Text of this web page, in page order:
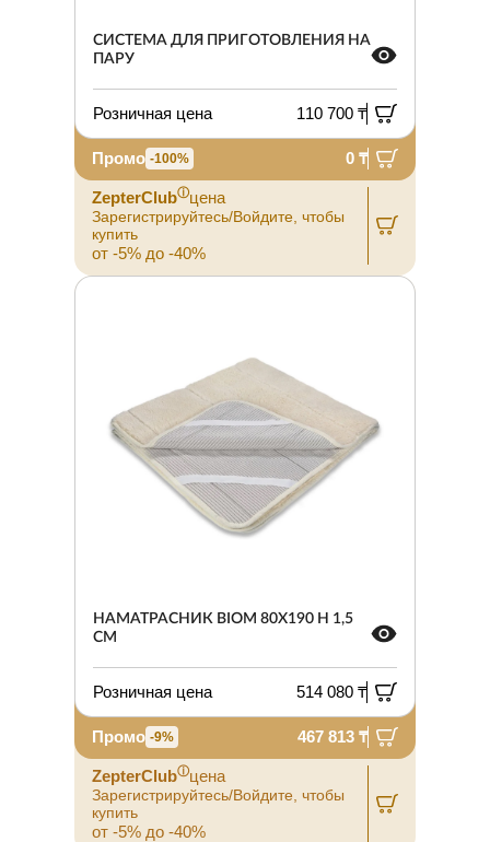
СИСТЕМА ДЛЯ ПРИГОТОВЛЕНИЯ НА
ПАРУ
Розничная цена 110 700 ₸
Промо -100% 0 ₸
ZepterClubⓘцена
Зарегистрируйтесь/Войдите, чтобы
купить
от -5% до -40%
НАМАТРАСНИК BIOM 80X190 H 1,5
СМ
Розничная цена 514 080 ₸
Промо -9% 467 813 ₸
ZepterClubⓘцена
Зарегистрируйтесь/Войдите, чтобы
купить
от -5% до -40%